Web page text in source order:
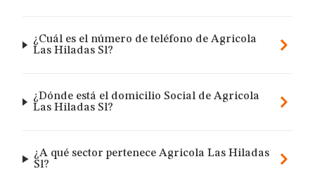
¿Cuál es el número de teléfono de Agricola
Las Hiladas Sl?
¿Dónde está el domicilio Social de Agricola
Las Hiladas Sl?
¿A qué sector pertenece Agricola Las Hiladas
Sl?